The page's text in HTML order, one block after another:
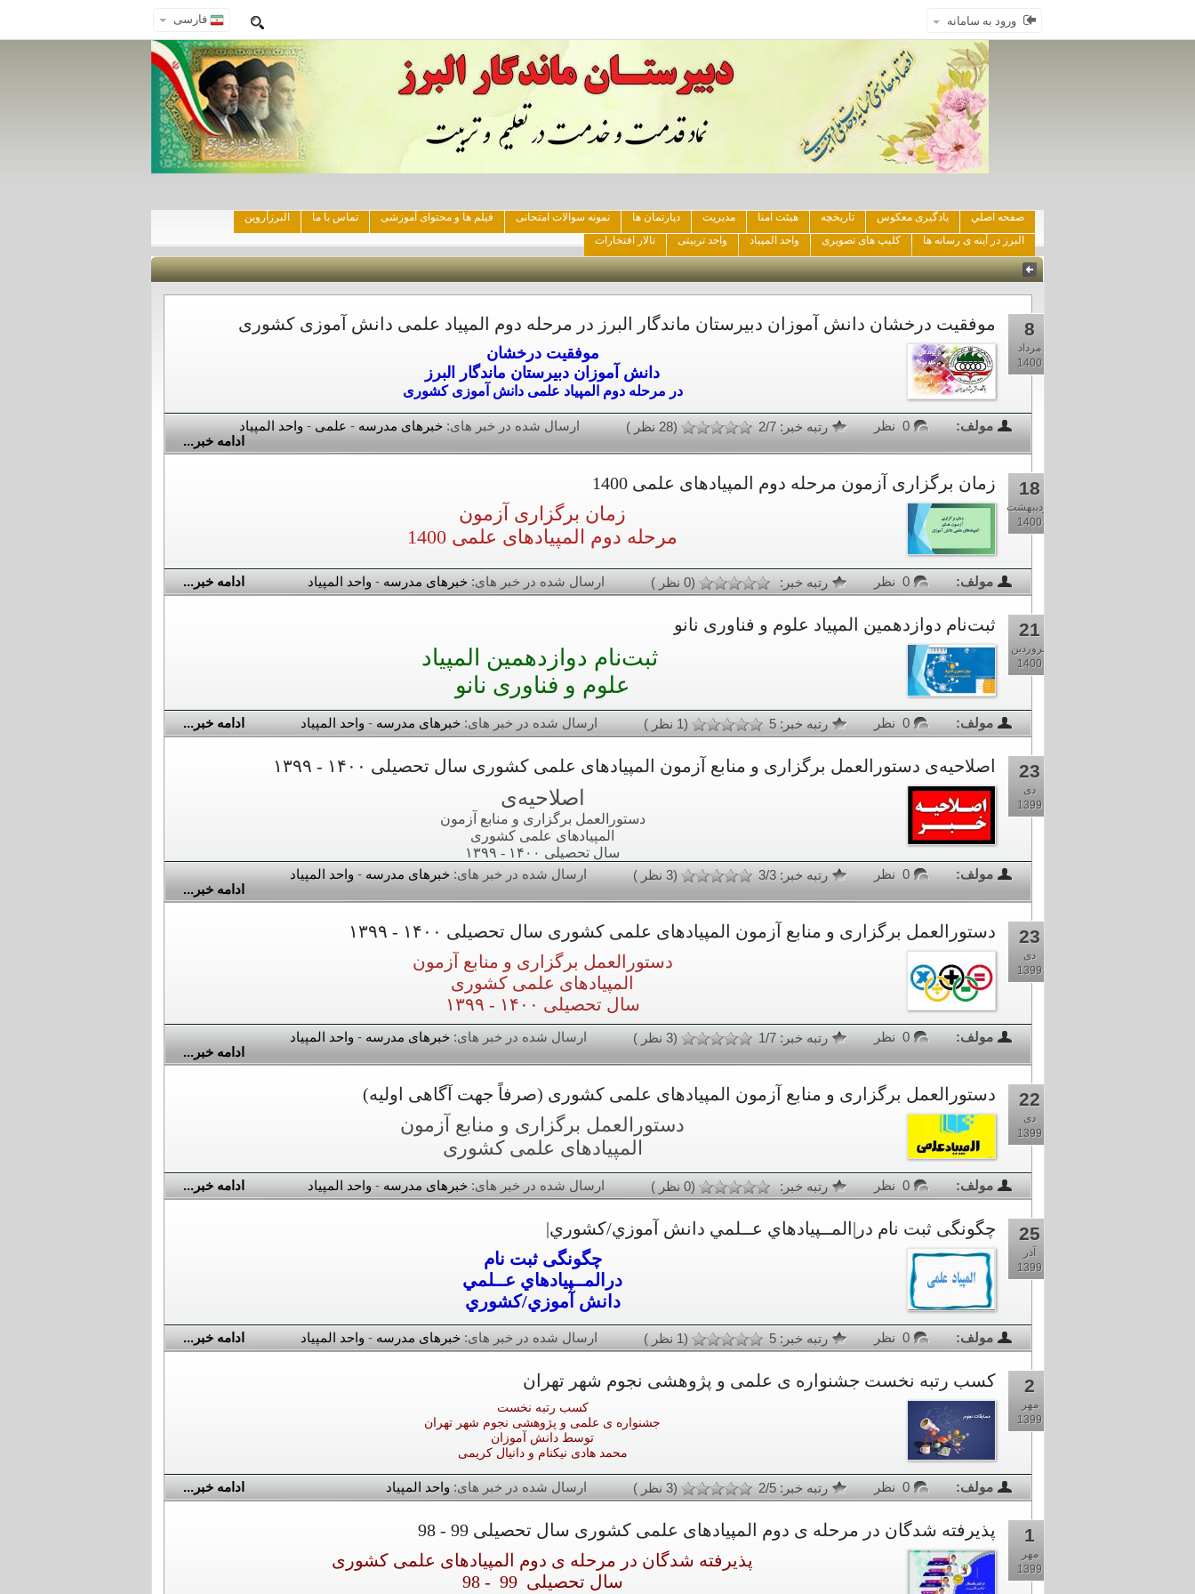
فارسی ورود به سامانه
صفحه اصلي یادگیری معکوس تاریخچه هیئت امنا مدیریت دپارتمان ها نمونه سوالات امتحانی فیلم ها و محتوای آموزشی تماس با ما
البرزآروین
البرز در آینه ی رسانه ها
کلیپ های تصویری واحد المپیاد واحد تربیتی تالار افتخارات
8
مرداد
1400
موفقیت درخشان دانش آموزان دبیرستان ماندگار البرز در مرحله دوم المپیاد علمی دانش آموزی کشوری
موفقیت درخشان
دانش آموزان دبیرستان ماندگار البرز
در مرحله دوم المپیاد علمی دانش آموزی کشوری
مولف: 0 نظر رتبه خبر: 2/7 (28 نظر ) ارسال شده در خبر های: خبرهای مدرسه - علمی - واحد المپیاد
ادامه خبر...
18
اردیبهشت
1400
زمان برگزاری آزمون مرحله دوم المپیادهای علمی 1400
زمان برگزاری آزمون
مرحله دوم المپیادهای علمی 1400
مولف: 0 نظر رتبه خبر: (0 نظر ) ارسال شده در خبر های: خبرهای مدرسه - واحد المپیاد ادامه خبر...
21
فروردین
1400
ثبت‌نام دوازدهمین المپیاد علوم و فناوری نانو
ثبت‌نام دوازدهمین المپیاد
علوم و فناوری نانو
مولف: 0 نظر رتبه خبر: 5 (1 نظر ) ارسال شده در خبر های: خبرهای مدرسه - واحد المپیاد ادامه خبر...
23
دی
1399
اصلاحیه‌ی دستورالعمل برگزاری و منابع آزمون المپیادهای علمی کشوری سال تحصیلی ۱۴۰۰ - ۱۳۹۹
اصلاحیه‌ی
دستورالعمل برگزاری و منابع آزمون
المپیادهای علمی کشوری
سال تحصیلی ۱۴۰۰ - ۱۳۹۹
مولف:
0 نظر رتبه خبر: 3/3 (3 نظر ) ارسال شده در خبر های: خبرهای مدرسه - واحد المپیاد
ادامه خبر...
23
دی
1399
دستورالعمل برگزاری و منابع آزمون المپیادهای علمی کشوری سال تحصیلی ۱۴۰۰ - ۱۳۹۹
دستورالعمل برگزاری و منابع آزمون
المپیادهای علمی کشوری
سال تحصیلی ۱۴۰۰ - ۱۳۹۹
مولف: 0 نظر رتبه خبر: 1/7 (3 نظر ) ارسال شده در خبر های: خبرهای مدرسه - واحد المپیاد
ادامه خبر...
22
دی
1399
دستورالعمل برگزاری و منابع آزمون المپیادهای علمی کشوری (صرفاً جهت آگاهی اولیه)
دستورالعمل برگزاری و منابع آزمون
المپیادهای علمی کشوری
مولف: 0 نظر رتبه خبر: (0 نظر ) ارسال شده در خبر های: خبرهای مدرسه - واحد المپیاد ادامه خبر...
25
آذر
1399
چگونگی ثبت نام در|المــپيادهاي عــلمي دانش آموزي/كشوري|
چگونگی ثبت نام
درالمــپيادهاي عــلمي
دانش آموزي/كشوري
مولف: 0 نظر رتبه خبر: 5 (1 نظر ) ارسال شده در خبر های: خبرهای مدرسه - واحد المپیاد ادامه خبر...
2
مهر
1399
کسب رتبه نخست جشنواره ی علمی و پژوهشی نجوم شهر تهران
کسب رتبه نخست
جشنواره ی علمی و پژوهشی نجوم شهر تهران
توسط دانش آموزان
محمد هادی نیکنام و دانیال کریمی
مولف: 0 نظر رتبه خبر: 2/5 (3 نظر ) ارسال شده در خبر های: واحد المپیاد ادامه خبر...
1
مهر
1399
پذیرفته شدگان در مرحله ی دوم المپیادهای علمی کشوری سال تحصیلی 99 - 98
پذیرفته شدگان در مرحله ی دوم المپیادهای علمی کشوری
سال تحصیلی 99 - 98